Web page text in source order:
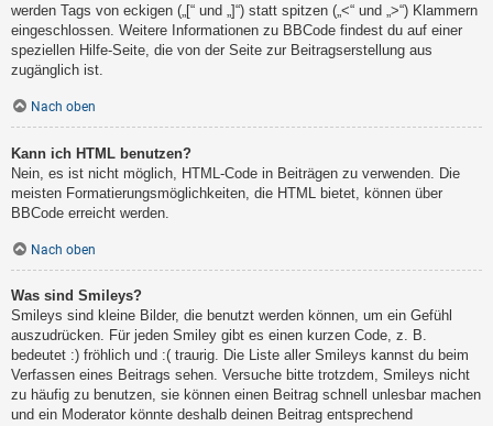
werden Tags von eckigen („[“ und „]“) statt spitzen („<“ und „>“) Klammern
eingeschlossen. Weitere Informationen zu BBCode findest du auf einer
speziellen Hilfe-Seite, die von der Seite zur Beitragserstellung aus
zugänglich ist.
Nach oben
Kann ich HTML benutzen?
Nein, es ist nicht möglich, HTML-Code in Beiträgen zu verwenden. Die
meisten Formatierungsmöglichkeiten, die HTML bietet, können über
BBCode erreicht werden.
Nach oben
Was sind Smileys?
Smileys sind kleine Bilder, die benutzt werden können, um ein Gefühl
auszudrücken. Für jeden Smiley gibt es einen kurzen Code, z. B.
bedeutet :) fröhlich und :( traurig. Die Liste aller Smileys kannst du beim
Verfassen eines Beitrags sehen. Versuche bitte trotzdem, Smileys nicht
zu häufig zu benutzen, sie können einen Beitrag schnell unlesbar machen
und ein Moderator könnte deshalb deinen Beitrag entsprechend